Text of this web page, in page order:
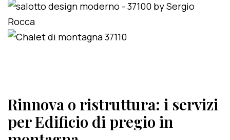
Rinnova o ristruttura: i servizi
per Edificio di pregio in